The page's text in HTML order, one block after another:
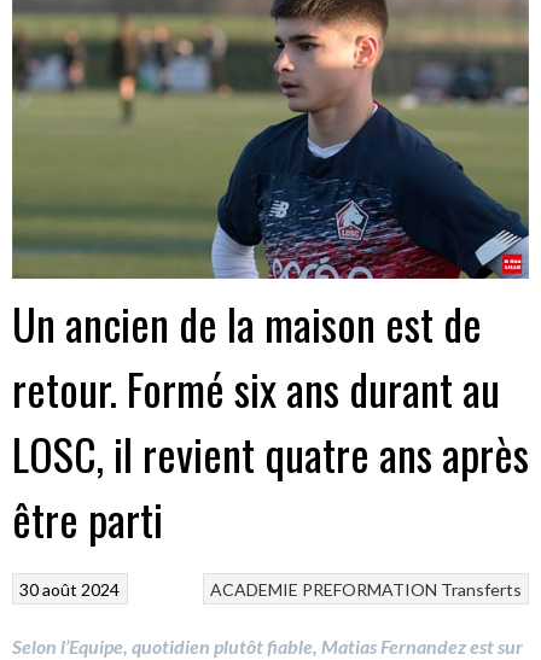
Un ancien de la maison est de
retour. Formé six ans durant au
LOSC, il revient quatre ans après
être parti
ACADEMIE PREFORMATION Transferts
30 août 2024
Selon l’Equipe, quotidien plutôt fiable, Matias Fernandez est sur